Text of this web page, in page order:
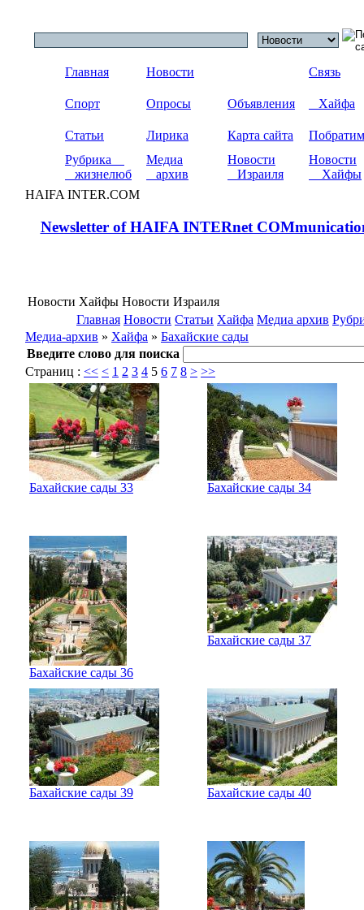
Главная Новости Связь
Спорт Опросы Объявления Хайфа
Статьи Лирика Карта сайта
Рубрика
жизнелюб
Медиа
архив
Новости
Израиля
Новости
Хайфы
HAIFA INTER.COM
Newsletter of HAIFA INTERnet
Новости Хайфы Новости Израиля
Главная Новости Статьи Хайфа Медиа архив
Медиа-архив » Хайфа » Бахайские сады
Введите слово для поиска
Страниц : << < 1 2 3 4 5 6 7 8 > >>
Бахайские сады 33 Бахайские сады 34
Бахайские сады 36
Бахайские сады 37
Бахайские сады 39 Бахайские сады 40